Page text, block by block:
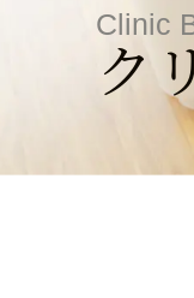
Clinic
ク